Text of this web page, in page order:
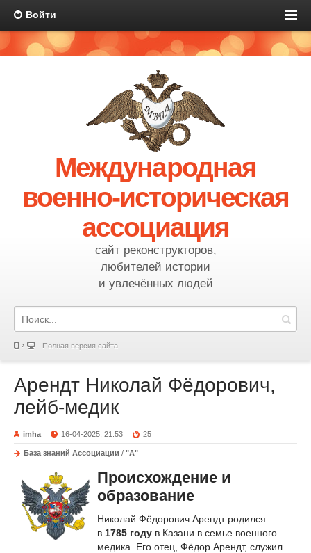
Войти
Международная
военно-историческая
ассоциация
сайт реконструкторов,
любителей истории
и увлечённых людей
Полная версия сайта
Арендт Николай Фёдорович,
лейб-медик
imha 16-04-2025, 21:53 25
База знаний Ассоциации / "А"
Происхождение и
образование
Николай Фёдорович Арендт родился
в 1785 году в Казани в семье военного
медика. Его отец, Фёдор Арендт, служил